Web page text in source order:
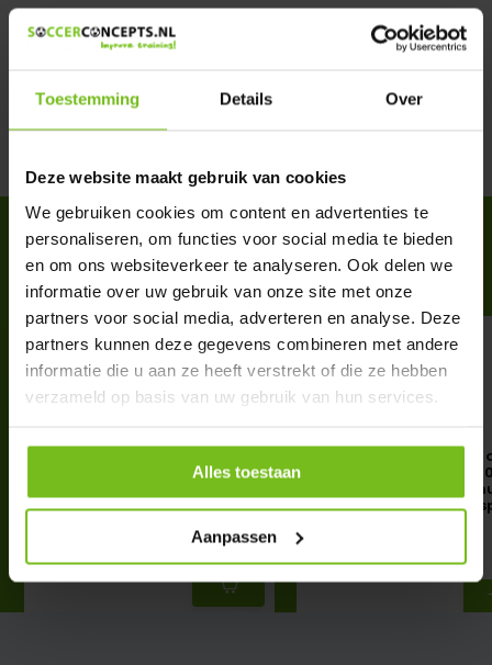
Toestemming Details Over
Deze website maakt gebruik van cookies
We gebruiken cookies om content en advertenties te
personaliseren, om functies voor social media te bieden
en om ons websiteverkeer te analyseren. Ook delen we
informatie over uw gebruik van onze site met onze
partners voor social media, adverteren en analyse. Deze
partners kunnen deze gegevens combineren met andere
informatie die u aan ze heeft verstrekt of die ze hebben
verzameld op basis van uw gebruik van hun services.
Alles toestaan
Aanpassen
ACCESSOIRES
Complete your purchase
/ Flipchart avec feuilles de
Feuilles de tableau
conférence 70 cm x
Feuilles perforées et
d'une sangle de
Deliverytime